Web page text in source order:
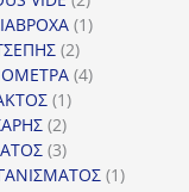
προϊόντα
11
22
προϊόντα
44
11
προϊόν
22
προϊόντα
33
προϊόντα
11